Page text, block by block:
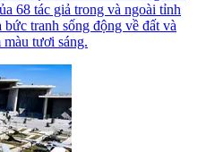
68 tác giả trong và ngoài tỉnh
tranh sống động về đất và
tươi sáng.